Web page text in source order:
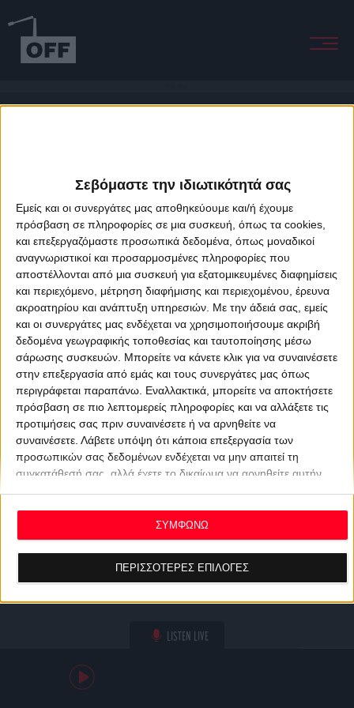
Σεβόμαστε την ιδιωτικότητά σας
Εμείς και οι συνεργάτες μας αποθηκεύουμε και/ή έχουμε
πρόσβαση σε πληροφορίες σε μια συσκευή, όπως τα cookies,
και επεξεργαζόμαστε προσωπικά δεδομένα, όπως μοναδικοί
αναγνωριστικοί και προσαρμοσμένες πληροφορίες που
αποστέλλονται από μια συσκευή για εξατομικευμένες διαφημίσεις
και περιεχόμενο, μέτρηση διαφήμισης και περιεχομένου, έρευνα
ακροατηρίου και ανάπτυξη υπηρεσιών. Με την άδειά σας, εμείς
και οι συνεργάτες μας ενδέχεται να χρησιμοποιήσουμε ακριβή
δεδομένα γεωγραφικής τοποθεσίας και ταυτοποίησης μέσω
σάρωσης συσκευών. Μπορείτε να κάνετε κλικ για να συναινέσετε
στην επεξεργασία από εμάς και τους συνεργάτες μας όπως
περιγράφεται παραπάνω. Εναλλακτικά, μπορείτε να αποκτήσετε
πρόσβαση σε πιο λεπτομερείς πληροφορίες και να αλλάξετε τις
προτιμήσεις σας πριν συναινέσετε ή να αρνηθείτε να
συναινέσετε. Λάβετε υπόψη ότι κάποια επεξεργασία των
προσωπικών σας δεδομένων ενδέχεται να μην απαιτεί τη
συγκατάθεσή σας, αλλά έχετε το δικαίωμα να αρνηθείτε αυτήν
ανακαλέσετε τη συγκατάθεσή σας ανά πάσα στιγμή
επιστρέφοντας σε αυτόν τον ιστότοπο και κάνοντας κλικ στο
κουμπί "Απορρήτου" στο κάτω μέρος της ιστοσελίδας.
ΠΕΡΙΣΣΟΤΕΡΕΣ ΕΠΙΛΟΓΕΣ
ΣΥΜΦΩΝΩ
LISTEN LIVE
About Offradio Business Class Terms & Conditions
Privacy Policy
Designed & developed byporcupine colors&Fotis Alexandrou